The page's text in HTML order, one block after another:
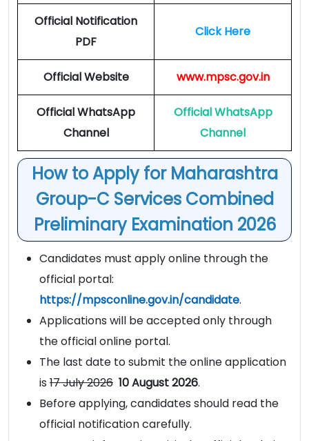
Official Notification
PDF
Click Here
Official Website www.mpsc.gov.in
Official WhatsApp
Channel
Official WhatsApp
Channel
How to Apply for Maharashtra
Group-C Services Combined
Preliminary Examination 2026
Candidates must apply online through the
official portal:
https://mpsconline.gov.in/candidate.
Applications will be accepted only through
the official online portal.
The last date to submit the online application
is 17 July 2026 10 August 2026.
Before applying, candidates should read the
official notification carefully.